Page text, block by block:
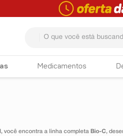
Medicamentos
, você encontra a linha completa Bio-C,
TERMOS MAIS BUSCADOS